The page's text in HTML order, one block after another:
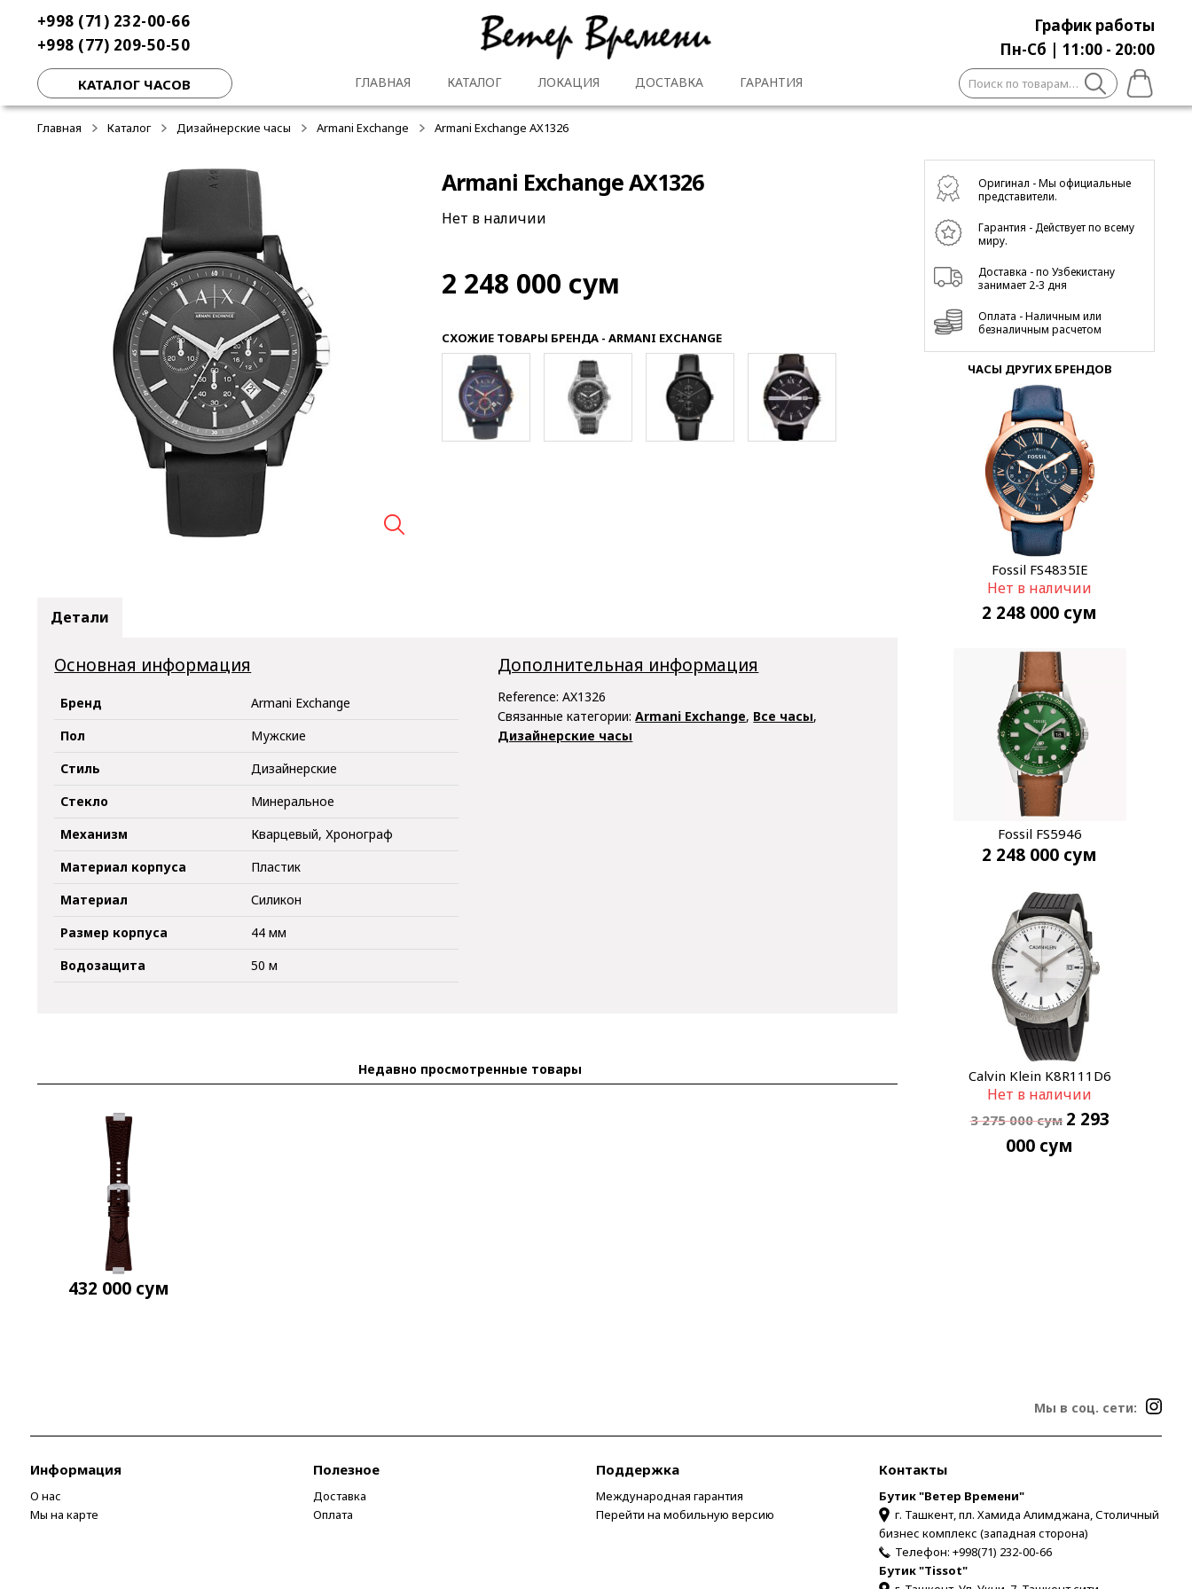
навигации
содержимому
+998 (71) 232-00-66
+998 (77) 209-50-50
График работы
Пн-Сб | 11:00 - 20:00
КАТАЛОГ ЧАСОВ ГЛАВНАЯ КАТАЛОГ ЛОКАЦИЯ ДОСТАВКА ГАРАНТИЯ Искать:
Главная Каталог Дизайнерские часы Armani Exchange Armani Exchange AX1326
Armani Exchange AX1326
Нет в наличии
2 248 000 сум
СХОЖИЕ ТОВАРЫ БРЕНДА - ARMANI EXCHANGE
Детали
Основная информация
Бренд
Armani Exchange
Пол
Мужские
Стиль
Дизайнерские
Стекло
Минеральное
Механизм
Кварцевый, Хронограф
Материал корпуса
Пластик
Материал
Силикон
Размер корпуса
44 мм
Водозащита
50 м
Дополнительная информация
Reference:AX1326
Связанные категории:Armani Exchange, Все часы,
Дизайнерские часы
Недавно просмотренные товары
432 000 сум
Оригинал - Мы официальные
представители.
Гарантия - Действует по всему
миру.
Доставка - по Узбекистану
занимает 2-3 дня
Оплата - Наличным или
безналичным расчетом
ЧАСЫ ДРУГИХ БРЕНДОВ
Fossil FS4835IE
Нет в наличии
2 248 000 сум
Fossil FS5946
2 248 000 сум
Calvin Klein K8R111D6
-30%
Нет в наличии
3 275 000сум 2 293
000 сум
Мы в соц. сети:
Информация
О нас
Мы на карте
Полезное
Доставка
Оплата
Поддержка
Международная гарантия
Перейти на мобильную версию
Контакты
Бутик "Ветер Времени"
г. Ташкент, пл. Хамида Алимджана, Столичный
бизнес комплекс (западная сторона)
Телефон: +998(71) 232-00-66
Бутик "Tissot"